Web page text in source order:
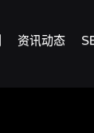
资讯动态